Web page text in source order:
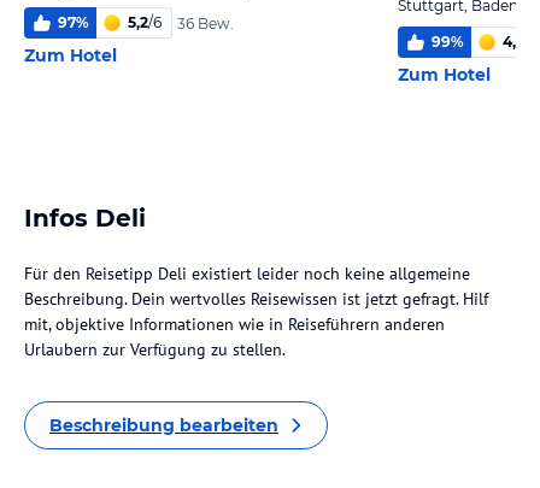
97% 5,2/6 36 Bew.
Zum Hotel
Stuttgart, Baden-
99% 4,6
Zum Hotel
Infos Deli
Für den Reisetipp Deli existiert leider noch keine allgemeine
Beschreibung. Dein wertvolles Reisewissen ist jetzt gefragt. Hilf
mit, objektive Informationen wie in Reiseführern anderen
Urlaubern zur Verfügung zu stellen.
Beschreibung bearbeiten